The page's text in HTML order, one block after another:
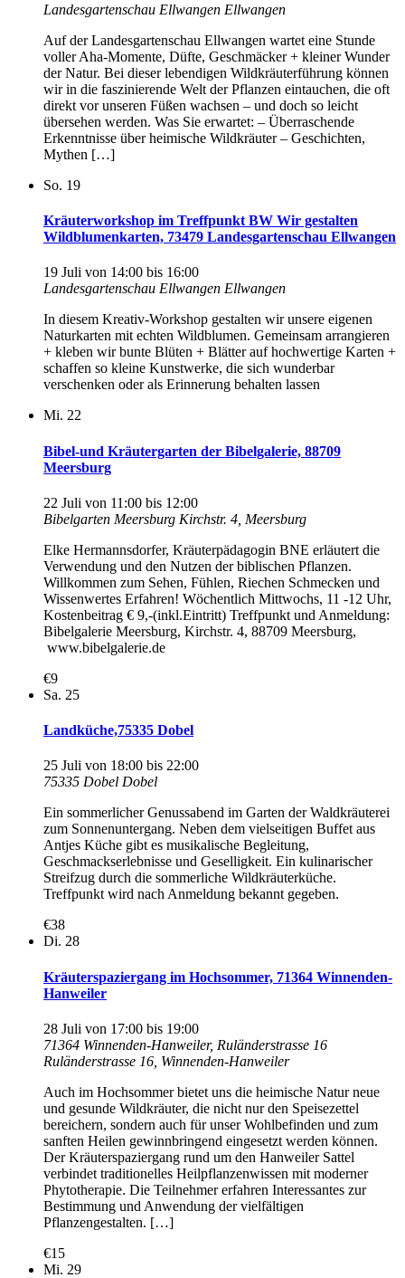
Landesgartenschau Ellwangen Ellwangen
Auf der Landesgartenschau Ellwangen wartet eine Stunde
voller Aha-Momente, Düfte, Geschmäcker + kleiner Wunder
der Natur. Bei dieser lebendigen Wildkräuterführung können
wir in die faszinierende Welt der Pflanzen eintauchen, die oft
direkt vor unseren Füßen wachsen – und doch so leicht
übersehen werden. Was Sie erwartet: – Überraschende
Erkenntnisse über heimische Wildkräuter – Geschichten,
Mythen […]
So. 19
Kräuterworkshop im Treffpunkt BW Wir gestalten
Wildblumenkarten, 73479 Landesgartenschau Ellwangen
19 Juli von 14:00 bis 16:00
Landesgartenschau Ellwangen Ellwangen
In diesem Kreativ-Workshop gestalten wir unsere eigenen
Naturkarten mit echten Wildblumen. Gemeinsam arrangieren
+ kleben wir bunte Blüten + Blätter auf hochwertige Karten +
schaffen so kleine Kunstwerke, die sich wunderbar
verschenken oder als Erinnerung behalten lassen
Mi. 22
Bibel-und Kräutergarten der Bibelgalerie, 88709
Meersburg
22 Juli von 11:00 bis 12:00
Bibelgarten Meersburg Kirchstr. 4, Meersburg
Elke Hermannsdorfer, Kräuterpädagogin BNE erläutert die
Verwendung und den Nutzen der biblischen Pflanzen.
Willkommen zum Sehen, Fühlen, Riechen Schmecken und
Wissenwertes Erfahren! Wöchentlich Mittwochs, 11 -12 Uhr,
Kostenbeitrag € 9,-(inkl.Eintritt) Treffpunkt und Anmeldung:
Bibelgalerie Meersburg, Kirchstr. 4, 88709 Meersburg,
www.bibelgalerie.de
€9
Sa. 25
Landküche,75335 Dobel
25 Juli von 18:00 bis 22:00
75335 Dobel Dobel
Ein sommerlicher Genussabend im Garten der Waldkräuterei
zum Sonnenuntergang. Neben dem vielseitigen Buffet aus
Antjes Küche gibt es musikalische Begleitung,
Geschmackserlebnisse und Geselligkeit. Ein kulinarischer
Streifzug durch die sommerliche Wildkräuterküche.
Treffpunkt wird nach Anmeldung bekannt gegeben.
€38
Di. 28
Kräuterspaziergang im Hochsommer, 71364 Winnenden-
Hanweiler
28 Juli von 17:00 bis 19:00
71364 Winnenden-Hanweiler, Ruländerstrasse 16
Ruländerstrasse 16, Winnenden-Hanweiler
Auch im Hochsommer bietet uns die heimische Natur neue
und gesunde Wildkräuter, die nicht nur den Speisezettel
bereichern, sondern auch für unser Wohlbefinden und zum
sanften Heilen gewinnbringend eingesetzt werden können.
Der Kräuterspaziergang rund um den Hanweiler Sattel
verbindet traditionelles Heilpflanzenwissen mit moderner
Phytotherapie. Die Teilnehmer erfahren Interessantes zur
Bestimmung und Anwendung der vielfältigen
Pflanzengestalten. […]
€15
Mi. 29